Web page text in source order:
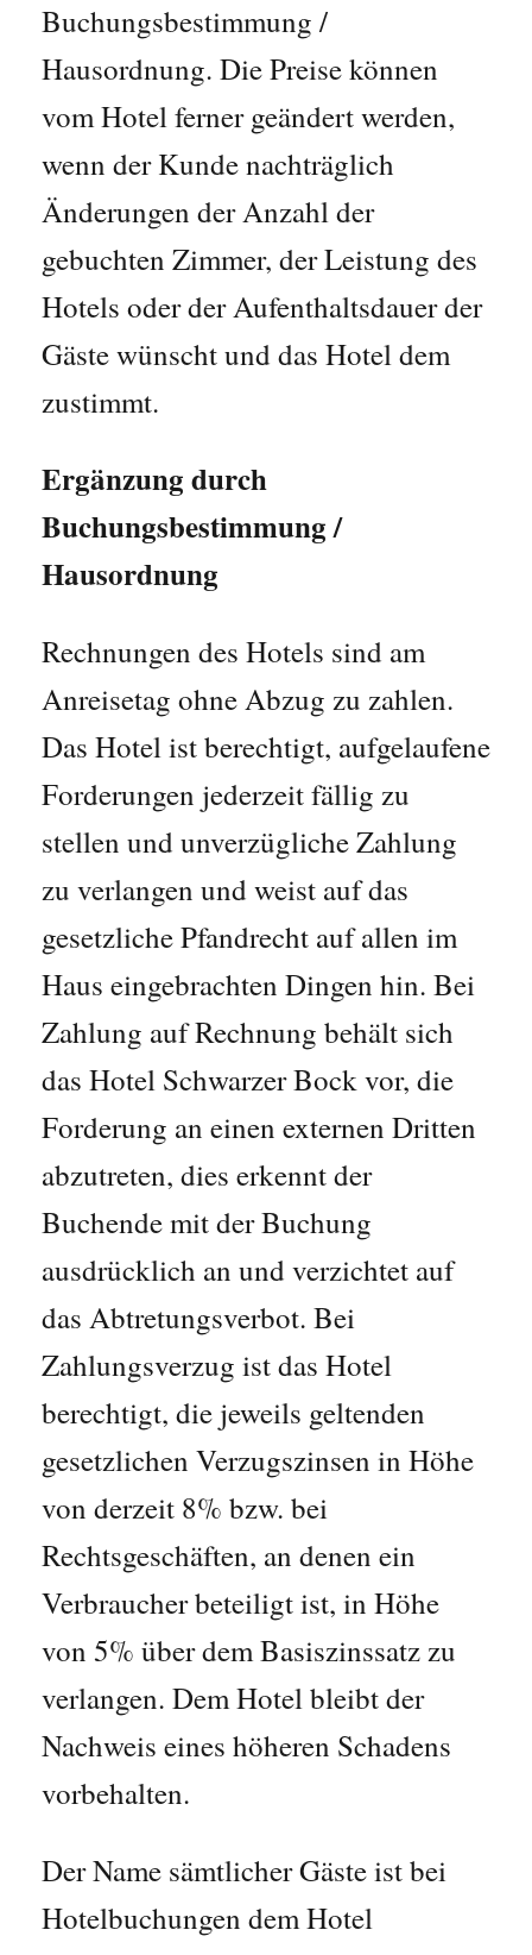
Buchungsbestimmung /
Hausordnung. Die Preise können
vom Hotel ferner geändert werden,
wenn der Kunde nachträglich
Änderungen der Anzahl der
gebuchten Zimmer, der Leistung des
Hotels oder der Aufenthaltsdauer der
Gäste wünscht und das Hotel dem
zustimmt.
Ergänzung durch
Buchungsbestimmung /
Hausordnung
Rechnungen des Hotels sind am
Anreisetag ohne Abzug zu zahlen.
Das Hotel ist berechtigt, aufgelaufene
Forderungen jederzeit fällig zu
stellen und unverzügliche Zahlung
zu verlangen und weist auf das
gesetzliche Pfandrecht auf allen im
Haus eingebrachten Dingen hin. Bei
Zahlung auf Rechnung behält sich
das Hotel Schwarzer Bock vor, die
Forderung an einen externen Dritten
abzutreten, dies erkennt der
Buchende mit der Buchung
ausdrücklich an und verzichtet auf
das Abtretungsverbot. Bei
Zahlungsverzug ist das Hotel
berechtigt, die jeweils geltenden
gesetzlichen Verzugszinsen in Höhe
von derzeit 8% bzw. bei
Rechtsgeschäften, an denen ein
Verbraucher beteiligt ist, in Höhe
von 5% über dem Basiszinssatz zu
verlangen. Dem Hotel bleibt der
Nachweis eines höheren Schadens
vorbehalten.
Der Name sämtlicher Gäste ist bei
Hotelbuchungen dem Hotel